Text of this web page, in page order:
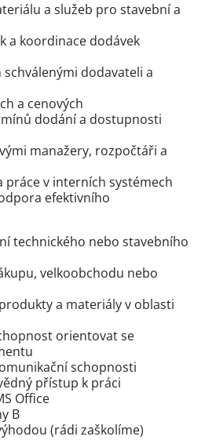
a služeb pro stavební a
a koordinace dodávek
dodavateli a
a cenových
dodání a dostupnosti
manažery, rozpočtáři a
práce v interních systémech
efektivního
technického nebo stavebního
velkoobchodu nebo
a materiály v oblasti
orientovat se
schopnosti
přístup k práci
Office
B
(rádi zaškolíme)